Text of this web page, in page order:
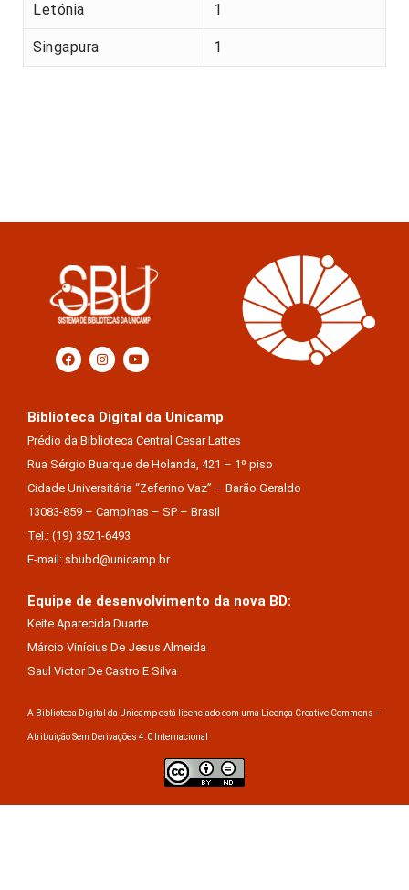
Letónia 1
Singapura 1
Biblioteca Digital da Unicamp
Prédio da Biblioteca Central Cesar Lattes
Rua Sérgio Buarque de Holanda, 421 – 1º piso
Cidade Universitária “Zeferino Vaz” – Barão Geraldo
13083-859 – Campinas – SP – Brasil
Tel.: (19) 3521-6493
E-mail: sbubd@unicamp.br
Equipe de desenvolvimento da nova BD:
Keite Aparecida Duarte
Márcio Vinícius De Jesus Almeida
Saul Victor De Castro E Silva
A Biblioteca Digital da Unicamp está licenciado com uma Licença Creative Commons –
Atribuição Sem Derivações 4.0 Internacional